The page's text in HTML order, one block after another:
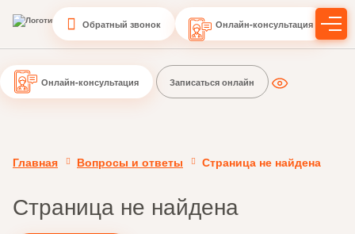
Обратный звонок Онлайн-консультация
Онлайн-консультация Записаться онлайн
Главная Вопросы и ответы Страница не найдена
Страница не найдена